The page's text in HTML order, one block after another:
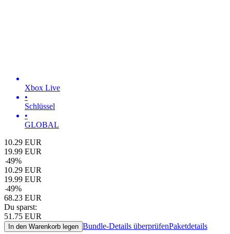
Xbox Live
•
Schlüssel
•
GLOBAL
10.29 EUR
19.99 EUR
-49%
10.29 EUR
19.99 EUR
-49%
68.23 EUR
Du sparst:
51.75 EUR
In den Warenkorb legen Bundle-Details überprüfenPaketdetails